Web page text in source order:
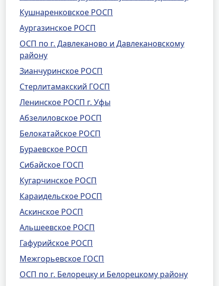
Кушнаренковское РОСП
Аургазинское РОСП
ОСП по г. Давлеканово и Давлекановскому
району
Зианчуринское РОСП
Стерлитамакский ГОСП
Ленинское РОСП г. Уфы
Абзелиловское РОСП
Белокатайское РОСП
Бураевское РОСП
Сибайское ГОСП
Кугарчинское РОСП
Караидельское РОСП
Аскинское РОСП
Альшеевское РОСП
Гафурийское РОСП
Межгорьевское ГОСП
ОСП по г. Белорецку и Белорецкому району